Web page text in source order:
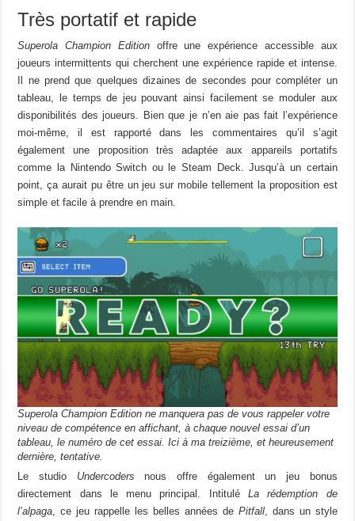
Très portatif et rapide
Superola Champion Editionoffre une expérience accessible aux
joueurs intermittents qui cherchent une expérience rapide et intense.
Il ne prend que quelques dizaines de secondes pour compléter un
tableau, le temps de jeu pouvant ainsi facilement se moduler aux
disponibilités des joueurs. Bien que je n’en aie pas fait l’expérience
moi-même, il est rapporté dans les commentaires qu’il s’agit
également une proposition très adaptée aux appareils portatifs
comme la Nintendo Switch ou le Steam Deck. Jusqu’à un certain
point, ça aurait pu être un jeu sur mobile tellement la proposition est
simple et facile à prendre en main.
Superola Champion Edition ne manquera pas de vous rappeler votre
niveau de compétence en affichant, à chaque nouvel essai d’un
tableau, le numéro de cet essai. Ici à ma treizième, et heureusement
dernière, tentative.
Le studio Undercoders nous offre également un jeu bonus
directement dans le menu principal. IntituléLa rédemption de
l’alpaga , ce jeu rappelle les belles années de Pitfall, dans un style